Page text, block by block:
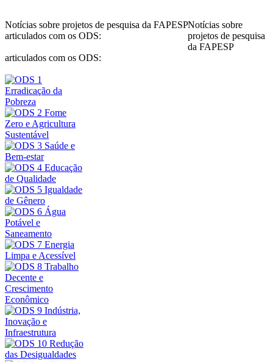
Notícias sobre projetos de pesquisa da FAPESP
articulados com os ODS:
Notícias sobre
projetos de pesquisa
da FAPESP
articulados com os ODS: